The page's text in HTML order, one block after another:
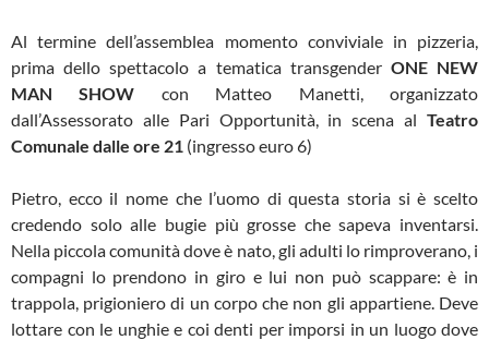
Al termine dell’assemblea momento conviviale in pizzeria,
prima dello spettacolo a tematica transgender ONE NEW
MAN SHOW con Matteo Manetti, organizzato
dall’Assessorato alle Pari Opportunità, in scena al Teatro
Comunale dalle ore 21 (ingresso euro 6)
Pietro, ecco il nome che l’uomo di questa storia si è scelto
credendo solo alle bugie più grosse che sapeva inventarsi.
Nella piccola comunità dove è nato, gli adulti lo rimproverano, i
compagni lo prendono in giro e lui non può scappare: è in
trappola, prigioniero di un corpo che non gli appartiene. Deve
lottare con le unghie e coi denti per imporsi in un luogo dove